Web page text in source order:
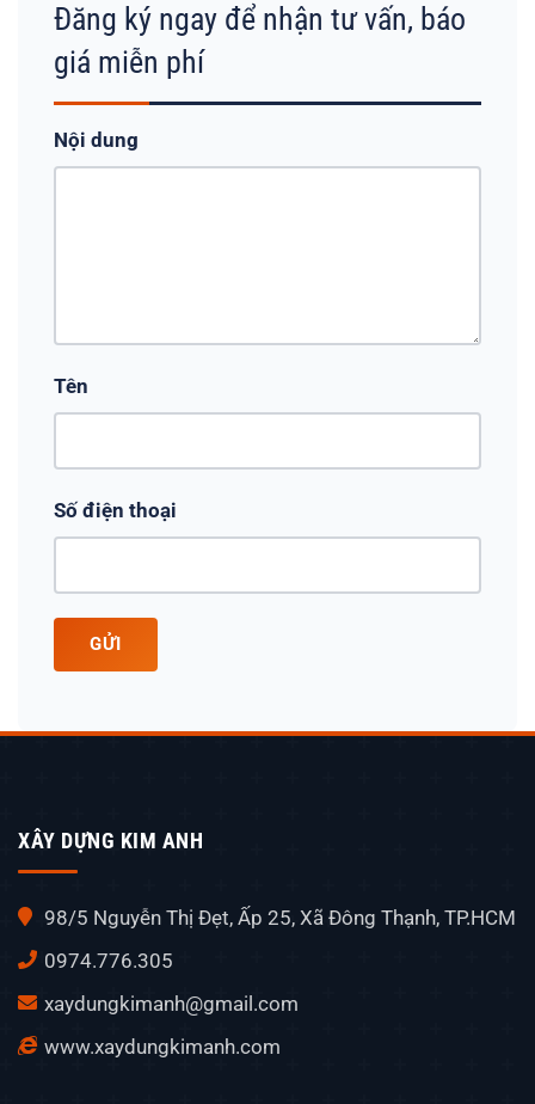
Đăng ký ngay để nhận tư vấn, báo
giá miễn phí
Nội dung
Tên
Số điện thoại
GỬI
XÂY DỰNG KIM ANH
98/5 Nguyễn Thị Đẹt, Ấp 25, Xã Đông Thạnh, TP.HCM
0974.776.305
xaydungkimanh@gmail.com
www.xaydungkimanh.com